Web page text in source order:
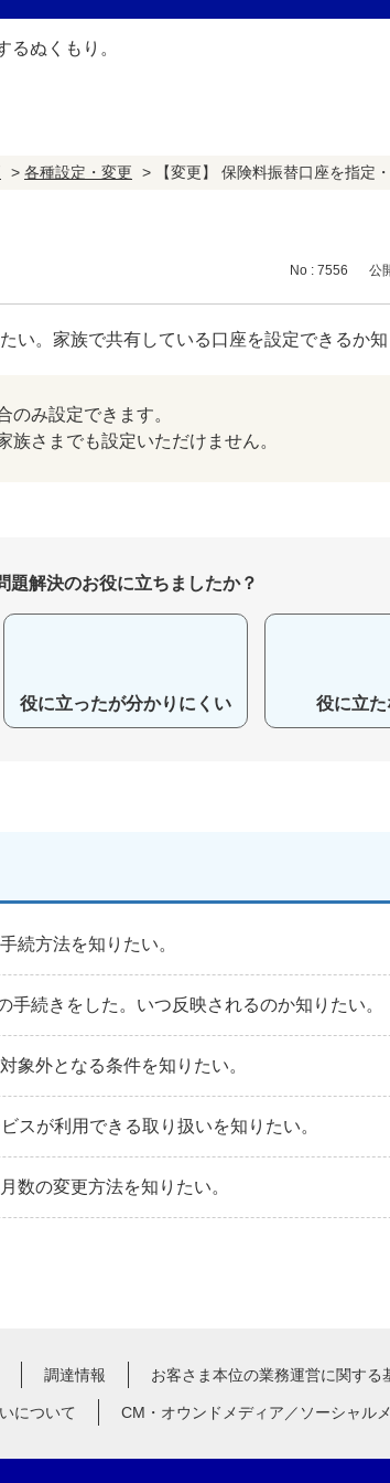
> 各種設定・変更 > 【変更】 保険料振替口座を指定
No : 7556 公
い。家族で共有している口座を設定できるか知
のみ設定できます。
さまでも設定いただけません。
題解決のお役に立ちましたか？
役に立ったが分かりにくい 役に立
続方法を知りたい。
手続きをした。いつ反映されるのか知りたい。
象外となる条件を知りたい。
スが利用できる取り扱いを知りたい。
数の変更方法を知りたい。
調達情報 お客さま本位の業務運営に関する
について CM・オウンドメディア／ソーシャル